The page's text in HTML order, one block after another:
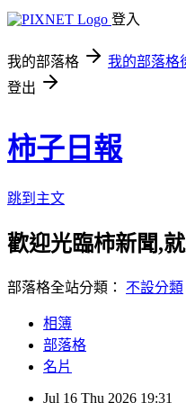
登入
我的部落格 我的部落格
登出
柿子日報
跳到主文
歡迎光臨柿新聞,
部落格全站分類： 不設分類
相簿
部落格
名片
Jul 16 Thu 2026 19:31